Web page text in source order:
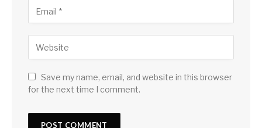
Save my name, email, and website in this browser
for the next time I comment.